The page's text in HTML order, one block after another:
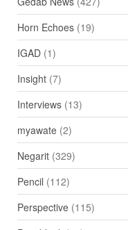
Horn Echoes(19)
IGAD(1)
Insight(7)
Interviews(13)
myawate(2)
Negarit(329)
Pencil (112)
Perspective(115)